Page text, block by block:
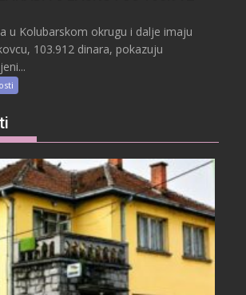
u Kolubarskom okrugu i dalje imaju
103.912 dinara, pokazuju